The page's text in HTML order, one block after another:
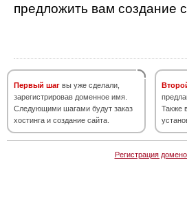
предложить вам создание
Первый шаг вы уже сделали,
зарегистрировав доменное имя.
Следующими шагами будут заказ
хостинга и создание сайта.
Также
Регистрация